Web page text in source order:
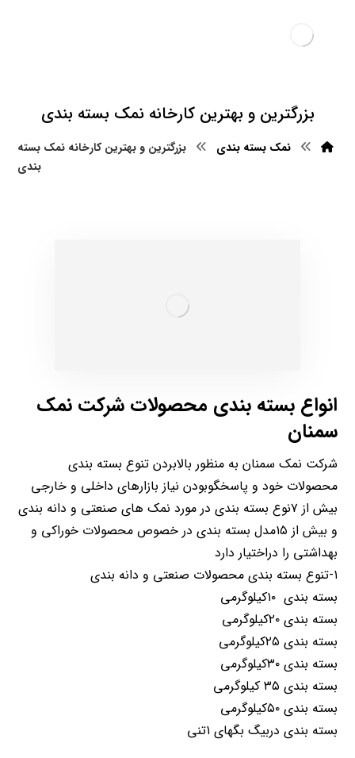
بزرگترین و بهترین کارخانه نمک بسته بندی
نمک بسته بندی
بزرگترین و بهترین کارخانه نمک بسته
بندی
انواع بسته بندی محصولات شرکت نمک
سمنان
شرکت نمک سمنان به منظور بالابردن تنوع بسته بندی
محصولات خود و پاسخگوبودن نیاز بازارهای داخلی و خارجی
بیش از ۷نوع بسته بندی در مورد نمک های صنعتی و دانه بندی
و بیش از ۱۵مدل بسته بندی در خصوص محصولات خوراکی و
بهداشتی را دراختیار دارد
۱-تنوع بسته بندی محصولات صنعتی و دانه بندی
بسته بندی ۱۰کیلوگرمی
بسته بندی ۲۰کیلوگرمی
بسته بندی ۲۵کیلوگرمی
بسته بندی ۳۰کیلوگرمی
بسته بندی ۳۵ کیلوگرمی
بسته بندی ۵۰کیلوگرمی
بسته بندی دربیگ بگهای ۱تنی